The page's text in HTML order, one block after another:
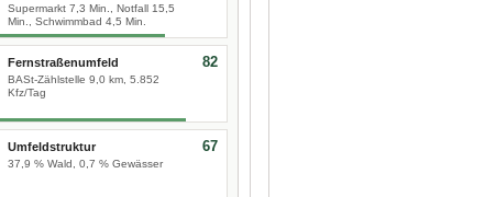
Supermarkt 7,3 Min., Notfall 15,5
Min., Schwimmbad 4,5 Min.
Fernstraßenumfeld
BASt-Zählstelle 9,0 km, 5.852
Kfz/Tag
82
Umfeldstruktur
37,9 % Wald, 0,7 % Gewässer
67